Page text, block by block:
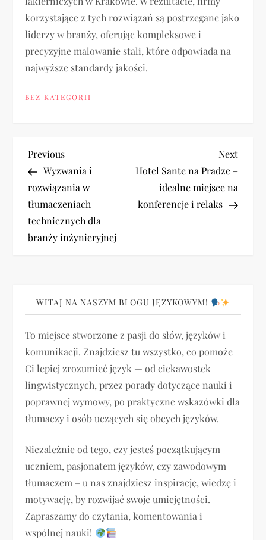
korzystające z tych rozwiązań są postrzegane jako
liderzy w branży, oferując kompleksowe i
precyzyjne malowanie stali, które odpowiada na
najwyższe standardy jakości.
BEZ KATEGORII
N
a
w
i
a
c
j
a
w
p
i
s
u
Previous
Post
Previous
Wyzwania i
rozwiązania w
tłumaczeniach
technicznych dla
branży inżynieryjnej
Next
Post
Next
Hotel Sante na Pradze –
idealne miejsce na
konferencje i relaks
WITAJ NA NASZYM BLOGU JĘZYKOWYM!
To miejsce stworzone z pasji do słów, języków i
komunikacji. Znajdziesz tu wszystko, co pomoże
Ci lepiej zrozumieć język — od ciekawostek
lingwistycznych, przez porady dotyczące nauki i
poprawnej wymowy, po praktyczne wskazówki dla
tłumaczy i osób uczących się obcych języków.
Niezależnie od tego, czy jesteś początkującym
uczniem, pasjonatem języków, czy zawodowym
tłumaczem – u nas znajdziesz inspirację, wiedzę i
motywację, by rozwijać swoje umiejętności.
Zapraszamy do czytania, komentowania i
wspólnej nauki!